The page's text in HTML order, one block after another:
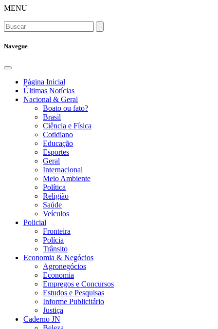
MENU
Navegue
Página Inicial
Últimas Notícias
Nacional & Geral
Boato ou fato?
Brasil
Ciência e Física
Cotidiano
Educação
Esportes
Geral
Internacional
Meio Ambiente
Política
Religião
Saúde
Veículos
Policial
Fronteira
Polícia
Trânsito
Economia & Negócios
Agronegócios
Economia
Empregos e Concursos
Estudos e Pesquisas
Informe Publicitário
Justiça
Caderno JN